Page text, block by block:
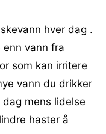
hver dag .
enn vann fra
som kan irritere
vann du drikker
mens lidelse
haster å